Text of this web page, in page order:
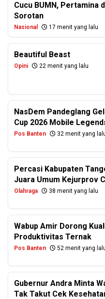
Cucu BUMN, Pertamina
Sorotan
Nasional 17 menit yang lalu
Beautiful Beast
Opini 22 menit yang lalu
NasDem Pandeglang
Cup 2026 Mobile
Pos Banten 32 menit yang
Percasi Kabupaten
Juara Umum Kejurprov
Olahraga 38 menit yang lalu
Wabup Amir Dorong
Produktivitas Ternak
Pos Banten 52 menit yang
Gubernur Andra Minta
Tak Takut Cek